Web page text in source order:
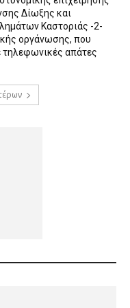
Δίωξης και
Καστοριάς -2-
οργάνωσης, που
τηλεφωνικές απάτες